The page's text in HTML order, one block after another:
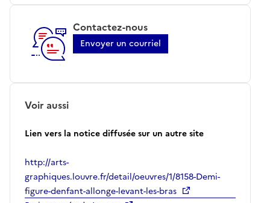
Contactez-nous
Envoyer un courriel
Voir aussi
Lien vers la notice diffusée sur un autre site
http://arts-
graphiques.louvre.fr/detail/oeuvres/1/8158-Demi-
figure-denfant-allonge-levant-les-bras